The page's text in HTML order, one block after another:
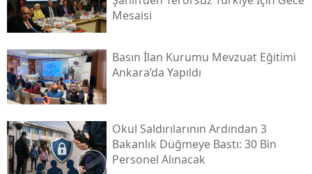
Mesaisi
Basın İlan Kurumu Mevzuat Eğitimi
Ankara’da Yapıldı
Okul Saldırılarının Ardından 3
Bakanlık Düğmeye Bastı: 30 Bin
Personel Alınacak